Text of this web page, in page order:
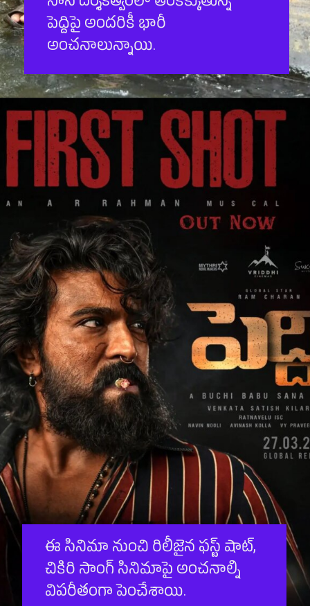
పెద్దిపై అంద‌రికీ భారీ
అంచ‌నాలున్నాయి.
ఈ సినిమా నుంచి రిలీజైన ఫ‌స్ట్ షాట్,
చికిరి సాంగ్ సినిమాపై అంచ‌నాల్ని
విప‌రీతంగా పెంచేశాయి.